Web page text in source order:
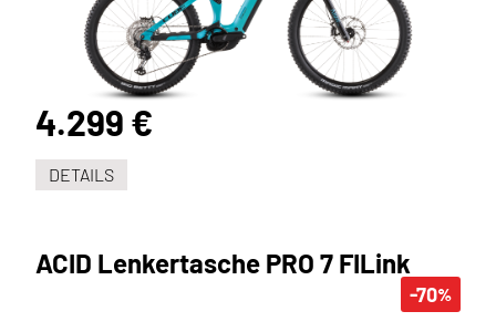
4.299 €
DETAILS
-70%
ACID Lenkertasche PRO 7 FILink